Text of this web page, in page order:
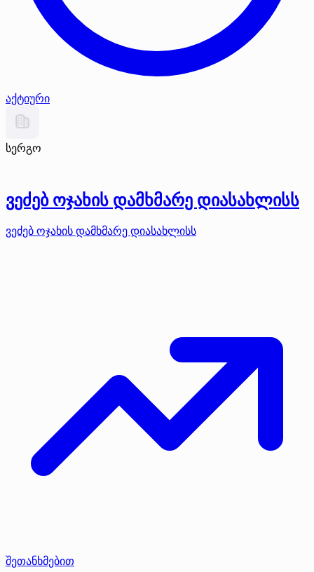
აქტიური
სერგო
ვეძებ ოჯახის დამხმარე დიასახლისს
ვეძებ ოჯახის დამხმარე დიასახლისს
შეთანხმებით